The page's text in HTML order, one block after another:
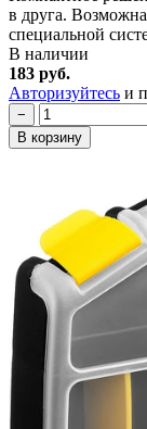
в друга. Возможна
специальной
В наличии
183 руб.
Авторизуйтесь и
−
В корзину